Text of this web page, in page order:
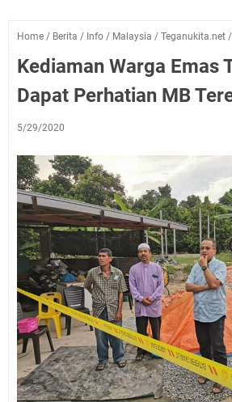
Home / Berita / Info / Malaysia / Teganukita.net /
Kediaman Warga Emas
Dapat Perhatian MB
5/29/2020